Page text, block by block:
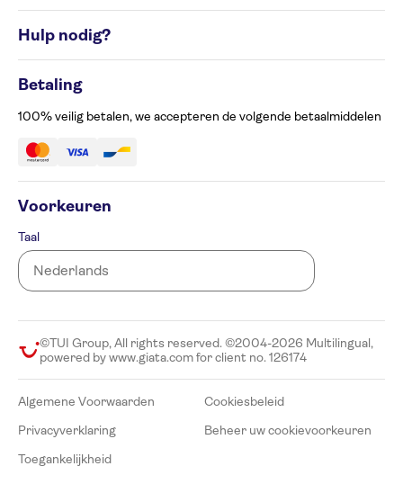
Rondreisbestemmingen
Cookiesbeleid
Privacyverklaring
Beheer uw cookievoorkeuren
Toegankelijkheid
Hulp nodig?
Klachtenformulier
Betaling
100% veilig betalen, we accepteren de volgende betaalmiddelen
Voorkeuren
Taal
©TUI Group, All rights reserved. ©2004-2026 Multilingual,
powered by www.giata.com for client no. 126174
Algemene Voorwaarden
Cookiesbeleid
Privacyverklaring
Beheer uw cookievoorkeuren
Toegankelijkheid